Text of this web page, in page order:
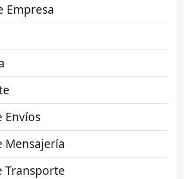
Empresa
Envíos
Mensajería
Transporte